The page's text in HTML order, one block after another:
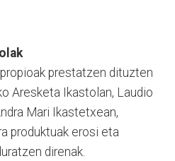
prestatzen dituzten
Aresketa Ikastolan, Laudio
Mari Ikastetxean,
produktuak erosi eta
direnak.